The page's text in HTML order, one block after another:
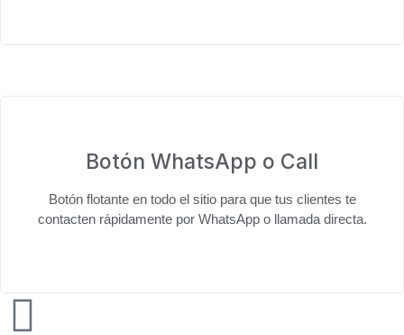
Botón WhatsApp o Call
Botón flotante en todo el sitio para que tus clientes te
contacten rápidamente por WhatsApp o llamada directa.